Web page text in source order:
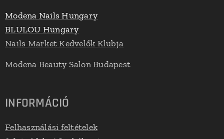
Modena Nails Hungary
BLULOU Hungary
Nails Market Kedvelők Klubja
Modena Beauty Salon Budapest
INFORMÁCIÓ
Felhasználási feltételek